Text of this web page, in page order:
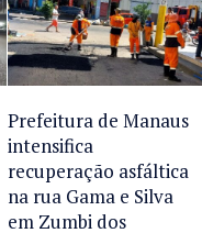
Prefeitura de Manaus
intensifica
recuperação asfáltica
na rua Gama e Silva
em Zumbi dos